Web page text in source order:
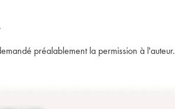
préalablement la permission à l'auteur.